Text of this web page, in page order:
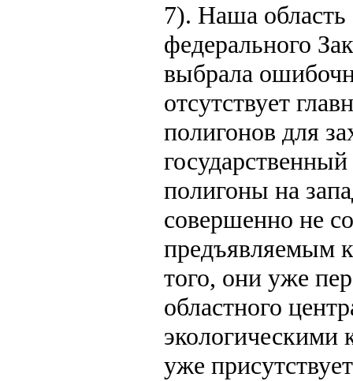
7). Наша область
федерального
выбрала
отсутствует
полигонов для
полигоны на
совершенно не
предъявляемым
того, они уже
областного
экологическими
уже